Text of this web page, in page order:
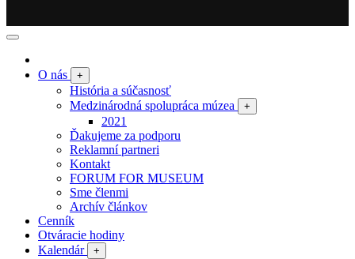
O nás +
História a súčasnosť
Medzinárodná spolupráca múzea
+
2021
Ďakujeme za podporu
Reklamní partneri
Kontakt
FORUM FOR MUSEUM
Sme členmi
Archív článkov
Cenník
Otváracie hodiny
Kalendár
+